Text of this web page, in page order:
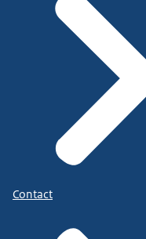
Contact